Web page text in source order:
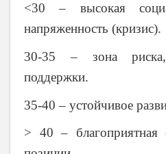
<30 – высокая
напряженность (кризис).
30-35 – зона
поддержки.
35-40 – устойчивое
> 40 – благоприятная